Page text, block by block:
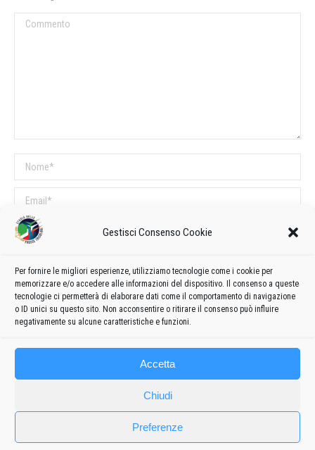
Gestisci Consenso Cookie
Per fornire le migliori esperienze, utilizziamo tecnologie come i cookie per
memorizzare e/o accedere alle informazioni del dispositivo. Il consenso a queste
tecnologie ci permetterà di elaborare dati come il comportamento di navigazione
o ID unici su questo sito. Non acconsentire o ritirare il consenso può influire
negativamente su alcune caratteristiche e funzioni.
Accetta
Chiudi
Preferenze
Commento
Nome *
Email *
Sito web
COMMENTI SUL POST
Questo sito utilizza Akismet per ridurre lo spam.Scopri come vengono
elaborati i dati derivati dai commenti.